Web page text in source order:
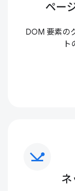
ペー
DOM 要素の
ト
network_ping
ネ